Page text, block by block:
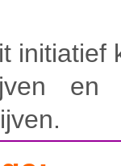
initiatief